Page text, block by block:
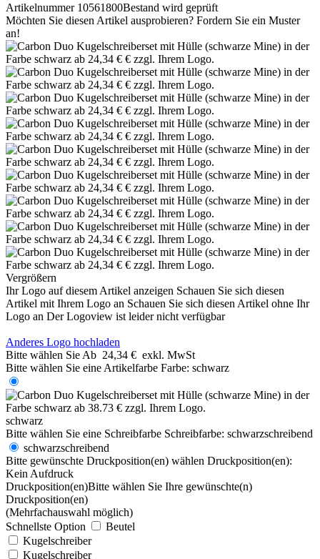
Artikelnummer 10561800Bestand wird geprüft
Möchten Sie diesen Artikel ausprobieren? Fordern Sie ein Muster
an!
Vergrößern
Ihr Logo auf diesem Artikel anzeigen Schauen Sie sich diesen
Artikel mit Ihrem Logo an Schauen Sie sich diesen Artikel ohne Ihr
Logo an Der Logoview ist leider nicht verfügbar
Anderes Logo hochladen
Bitte wählen Sie Ab 24,34 € exkl. MwSt
Bitte wählen Sie eine Artikelfarbe Farbe: schwarz
schwarz
Bitte wählen Sie eine Schreibfarbe Schreibfarbe: schwarzschreibend
schwarzschreibend
Bitte gewünschte Druckposition(en) wählen Druckposition(en):
Kein Aufdruck
Druckposition(en)Bitte wählen Sie Ihre gewünschte(n)
Druckposition(en)
(Mehrfachauswahl möglich)
Schnellste Option
Beutel
Kugelschreiber
Kugelschreiber